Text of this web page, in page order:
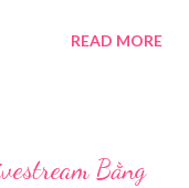
báo của chị
một thời gian ngắn
READ MORE
Bằng